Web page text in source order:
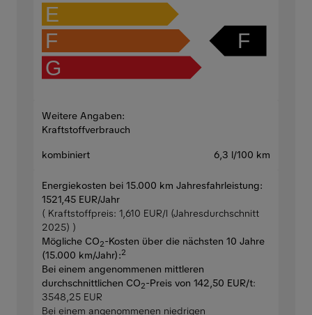
E
F
G
F
Weitere Angaben:
Kraftstoffverbrauch
kombiniert
6,3 l/100 km
Energiekosten bei 15.000 km Jahresfahrleistung:
1521,45 EUR/Jahr
( Kraftstoffpreis: 1,610 EUR/l (Jahresdurchschnitt
2025) )
Mögliche CO2-Kosten über die nächsten 10 Jahre
(15.000 km/Jahr):2
Bei einem angenommenen mittleren
durchschnittlichen CO2-Preis von 142,50 EUR/t:
3548,25 EUR
Bei einem angenommenen niedrigen